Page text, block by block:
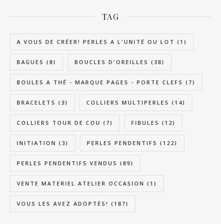
TAG
A VOUS DE CRÉER! PERLES A L'UNITÉ OU LOT (1)
BAGUES (8) BOUCLES D'OREILLES (38)
BOULES A THÉ - MARQUE PAGES - PORTE CLEFS (7)
BRACELETS (3) COLLIERS MULTIPERLES (14)
COLLIERS TOUR DE COU (7) FIBULES (12)
INITIATION (3) PERLES PENDENTIFS (122)
PERLES PENDENTIFS VENDUS (89)
VENTE MATERIEL ATELIER OCCASION (1)
VOUS LES AVEZ ADOPTÉS! (187)